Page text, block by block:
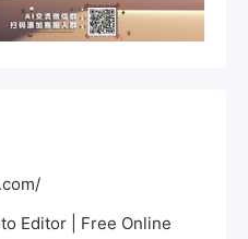
Editor | Free Online